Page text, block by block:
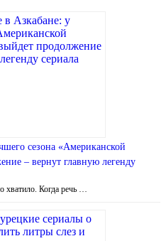
сезона «Американской
– вернут главную легенду
хватило. Когда речь …